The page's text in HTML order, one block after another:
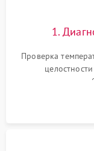
1.
Проверка
сопротивления
считывание